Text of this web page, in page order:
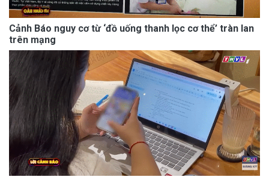
Cảnh Báo nguy cơ từ ‘đồ uống thanh lọc cơ thể’ tràn lan
trên mạng